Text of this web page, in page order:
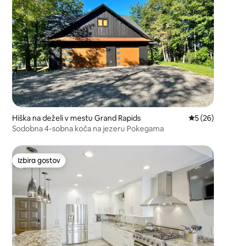
Hiška na deželi v mestu Grand Rapids
5 (26)
Sodobna 4-sobna koča na jezeru Pokegama
Izbira gostov
Izbira gostov